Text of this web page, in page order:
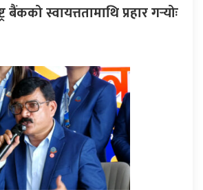
बैंकको स्वायत्ततामाथि प्रहार गर्‍योः